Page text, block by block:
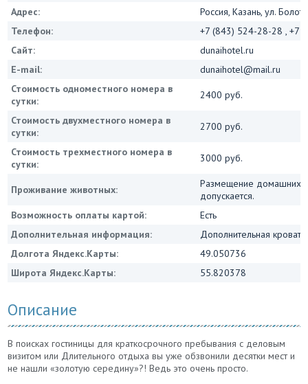
Адрес:
Россия, Казань, ул.
Телефон:
+7 (843) 524-28-28 , +7
Сайт:
dunaihotel.ru
E-mail:
dunaihotel@mail.ru
Стоимость одноместного номера в
сутки:
2400 руб.
Стоимость двухместного номера в
сутки:
2700 руб.
Стоимость трехместного номера в
сутки:
3000 руб.
Проживание животных:
Размещение домашних
допускается.
Возможность оплаты картой:
Есть
Дополнительная информация:
Дополнительная
Долгота Яндекс.Карты:
49.050736
Широта Яндекс.Карты:
55.820378
Описание
В поисках гостиницы для краткосрочного пребывания с деловым
визитом или Длительного отдыха вы уже обзвонили десятки мест и
не нашли «золотую середину»?! Ведь это очень просто.